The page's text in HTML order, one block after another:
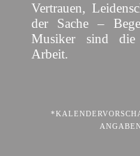
Vertrauen,
der Sache –
Musiker sind die
Arbeit.